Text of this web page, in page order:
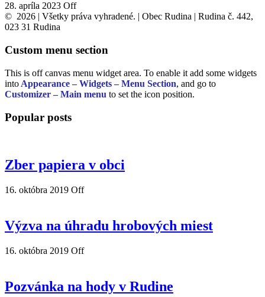
28. apríla 2023 Off
© 2026 | Všetky práva vyhradené. | Obec Rudina | Rudina č. 442,
023 31 Rudina
Custom menu section
This is off canvas menu widget area. To enable it add some widgets
into Appearance – Widgets – Menu Section, and go to
Customizer – Main menu to set the icon position.
Popular posts
Zber papiera v obci
16. októbra 2019 Off
Výzva na úhradu hrobových miest
16. októbra 2019 Off
Pozvánka na hody v Rudine